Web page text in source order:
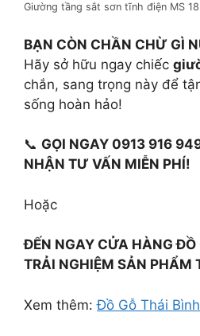
Giường tầng sắt sơn tĩnh điện MS
BẠN CÒN CHẦN CHỪ GÌ
Hãy sở hữu ngay chiếc
chắn, sang trọng này để
sống hoàn hảo!
📞 GỌI NGAY 0913 916
NHẬN TƯ VẤN MIỄN PHÍ!
Hoặc
ĐẾN NGAY CỬA HÀNG ĐỒ
TRẢI NGHIỆM SẢN PHẨM
Xem thêm: Đồ Gỗ Thái Bình